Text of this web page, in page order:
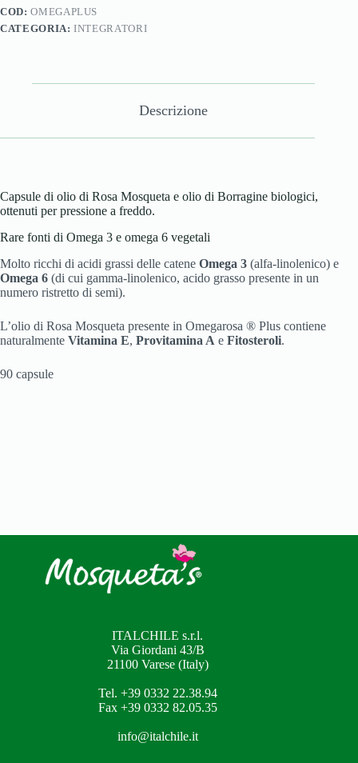
COD:OMEGAPLUS
CATEGORIA:INTEGRATORI
Descrizione
Capsule di olio di Rosa Mosqueta e olio di Borragine biologici,
ottenuti per pressione a freddo.
Rare fonti di Omega 3 e omega 6 vegetali
Molto ricchi di acidi grassi delle catene Omega 3 (alfa-linolenico) e
Omega 6 (di cui gamma-linolenico, acido grasso presente in un
numero ristretto di semi).
L’olio di Rosa Mosqueta presente in Omegarosa ® Plus contiene
naturalmente Vitamina E, Provitamina A e Fitosteroli.
90 capsule
ITALCHILE s.r.l.
Via Giordani 43/B
21100 Varese (Italy)
Tel. +39 0332 22.38.94
Fax +39 0332 82.05.35
info@italchile.it